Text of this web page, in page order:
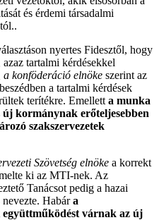
és érdemi társadalmi
nyertes Fidesztől, hogy
tartalmi kérdésekkel
a konföderáció elnöke szerint az
a tartalmi kérdések
terítékre. Emellett a munka
kormánynak erőteljesebben
szakszervezetek
Szövetség elnöke a korrekt
ki az MTI-nek. Az
Tanácsot pedig a hazai
Habára
várnak az új